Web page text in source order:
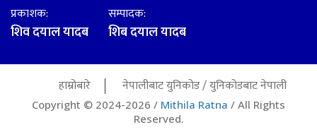
प्रकाशक:
शिव दयाल यादब
सम्पादक:
शिब दयाल यादब
हाम्रोबारे नेपालीबाट युनिकोड / युनिकोडबाट नेपाली
Copyright © 2024-2026 / Mithila Ratna / All Rights
Reserved.